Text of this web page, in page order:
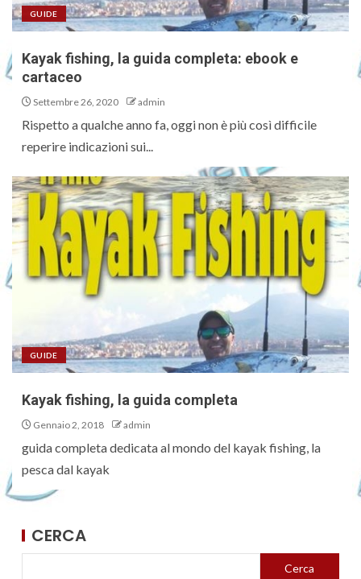
GUIDE
Kayak fishing, la guida completa: ebook e
cartaceo
Settembre 26, 2020 admin
Rispetto a qualche anno fa, oggi non è più così difficile
reperire indicazioni sui...
GUIDE
Kayak fishing, la guida completa
Gennaio 2, 2018 admin
guida completa dedicata al mondo del kayak fishing, la
pesca dal kayak
CERCA
Cerca